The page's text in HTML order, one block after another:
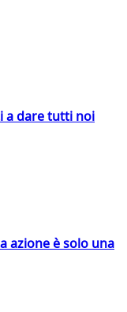
a dare tutti noi
azione è solo una